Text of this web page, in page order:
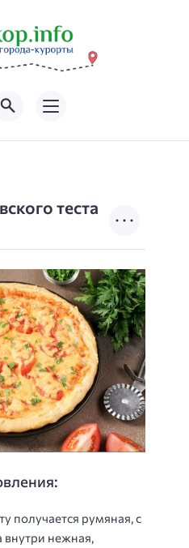
теста
получается румяная, с
внутри нежная,